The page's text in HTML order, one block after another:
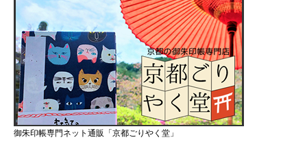
御朱印帳専門ネット通販「京都ごりやく堂」